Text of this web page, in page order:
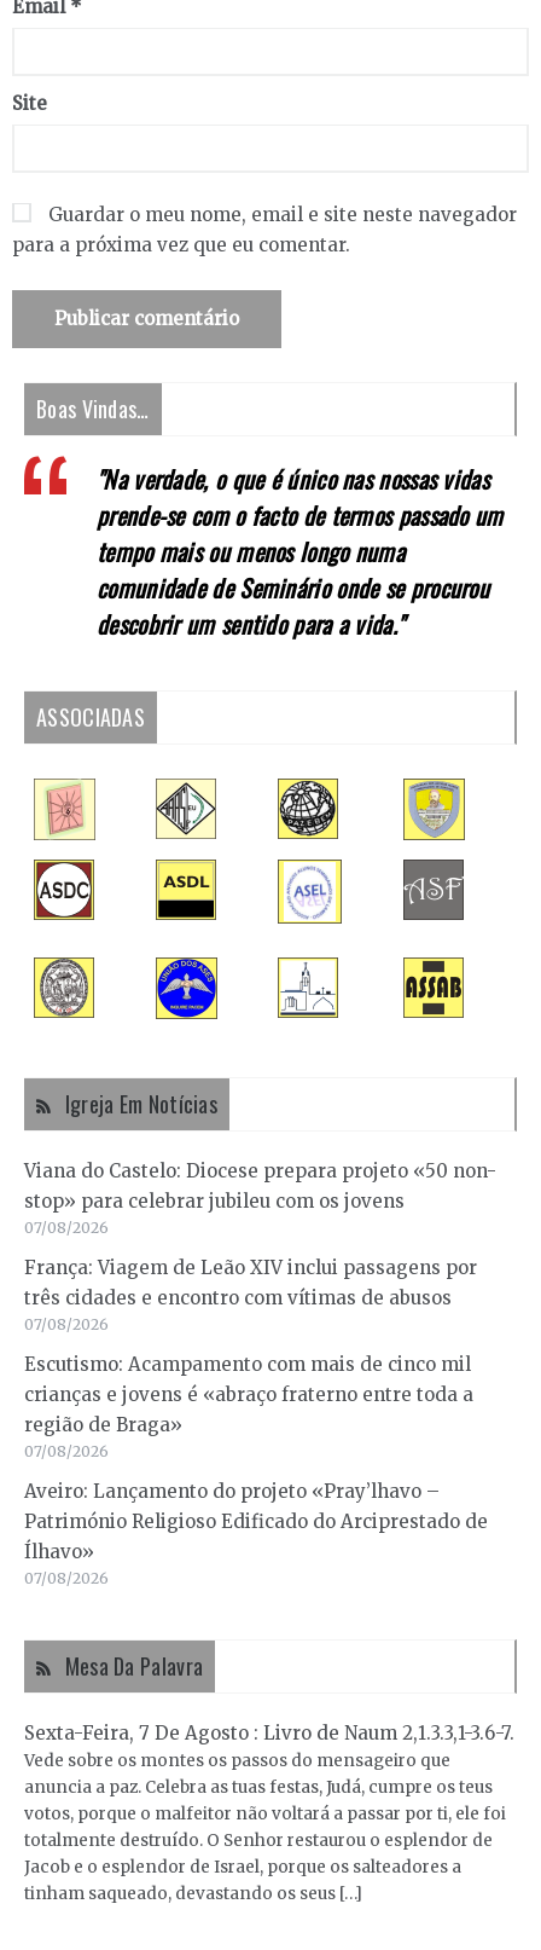
Email *
Site
Guardar o meu nome, email e site neste navegador
para a próxima vez que eu comentar.
Boas Vindas…
"Na verdade, o que é único nas nossas vidas
prende-se com o facto de termos passado um
tempo mais ou menos longo numa
comunidade de Seminário onde se procurou
descobrir um sentido para a vida."
ASSOCIADAS
Igreja Em Notícias
Viana do Castelo: Diocese prepara projeto «50 non-
stop» para celebrar jubileu com os jovens
07/08/2026
França: Viagem de Leão XIV inclui passagens por
três cidades e encontro com vítimas de abusos
07/08/2026
Escutismo: Acampamento com mais de cinco mil
crianças e jovens é «abraço fraterno entre toda a
região de Braga»
07/08/2026
Aveiro: Lançamento do projeto «Pray’lhavo –
Património Religioso Edificado do Arciprestado de
Ílhavo»
07/08/2026
Mesa Da Palavra
Sexta-Feira, 7 De Agosto : Livro de Naum 2,1.3.3,1-3.6-7.
Vede sobre os montes os passos do mensageiro que
anuncia a paz. Celebra as tuas festas, Judá, cumpre os teus
votos, porque o malfeitor não voltará a passar por ti, ele foi
totalmente destruído. O Senhor restaurou o esplendor de
Jacob e o esplendor de Israel, porque os salteadores a
tinham saqueado, devastando os seus […]